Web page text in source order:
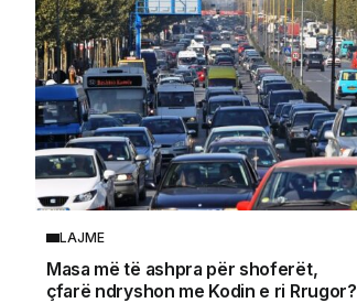
LAJME
Masa më të ashpra për shoferët,
çfarë ndryshon me Kodin e ri Rrugor?